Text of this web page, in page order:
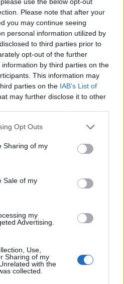
Please note that after your
you may continue seeing
personal information utilized by
to third parties prior to
opt-out of the further
by third parties on the
This information may
parties on the IAB’s List of
may further disclose it to other
Opt Outs
Sharing of my
Sale of my
my
Advertising.
Use,
Sharing of my
with the
collected.
το πιο δυνατό μήνυμα
Τέτοιες
ότι η κοινωνική
παιδικές ζωγραφιές
για το καλό του
δημοτικά σχολεία της
της
και
Ν. Χαρδαλιάς
ΠΑΝΑΓΙΩΤΗΣ